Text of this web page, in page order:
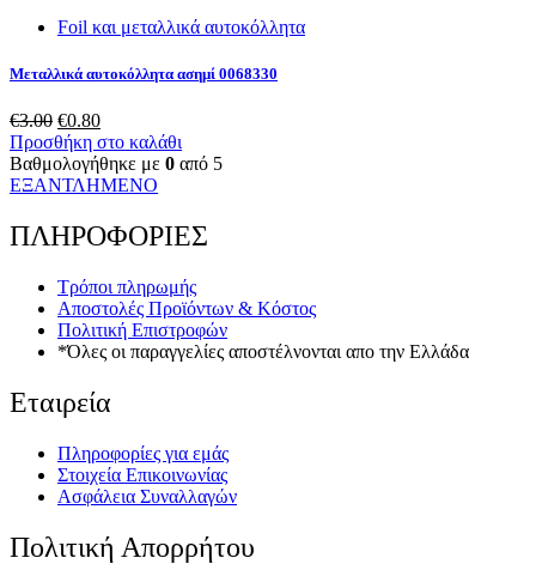
Foil και μεταλλικά αυτοκόλλητα
Μεταλλικά αυτοκόλλητα ασημί 0068330
€3.00 Original
price
was:
€3.00.
€0.80Η
τρέχουσα
τιμή
είναι:
Προσθήκη στο καλάθι
Βαθμολογήθηκε με 0 από 5
ΕΞΑΝΤΛΗΜΕΝΟ
ΠΛΗΡΟΦΟΡΙΕΣ
Τρόποι πληρωμής
Αποστολές Προϊόντων & Κόστος
Πολιτική Επιστροφών
*Όλες οι παραγγελίες αποστέλνονται απο την Ελλάδα
Εταιρεία
Πληροφορίες για εμάς
Στοιχεία Επικοινωνίας
Ασφάλεια Συναλλαγών
Πολιτική Απορρήτου